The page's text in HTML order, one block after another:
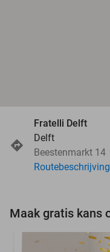
Fratelli Delft
Delft
Beestenmarkt 14
Routebeschrijving